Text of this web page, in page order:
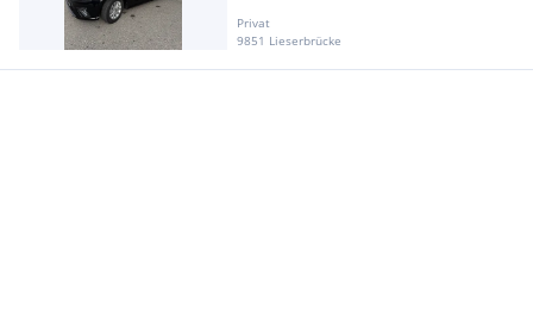
Privat
9851 Lieserbrücke